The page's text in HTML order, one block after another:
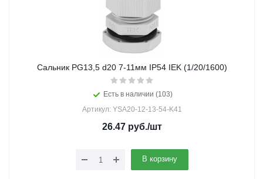
Сальник PG13,5 d20 7-11мм IP54 IEK (1/20/1600)
Есть в наличии (103)
Артикул: YSA20-12-13-54-K41
26.47 руб./шт
В корзину